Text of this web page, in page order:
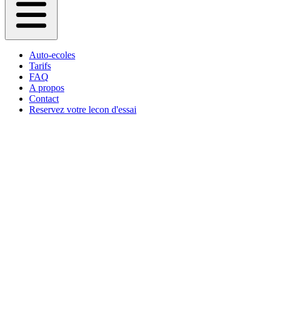
Auto-ecoles
Tarifs
FAQ
A propos
Contact
Reservez votre lecon d'essai